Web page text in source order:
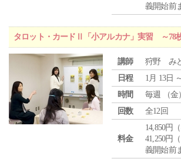
義開始前
タロット・カードⅡ「小アルカナ」実習 ～78
講師
狩野 み
日程
1月 13日
時間
毎週 （金
回数
全12回
料金
14,850円
41,250円
義開始前